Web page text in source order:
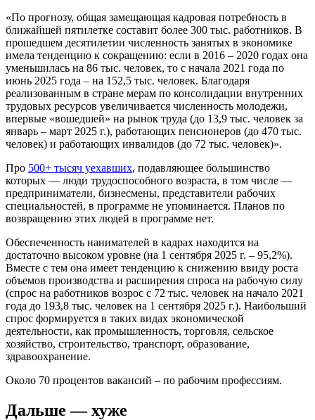
«По прогнозу, общая замещающая кадровая потребность в
ближайшей пятилетке составит более 300 тыс. работников. В
прошедшем десятилетии численность занятых в экономике
имела тенденцию к сокращению: если в 2016 – 2020 годах она
уменьшилась на 86 тыс. человек, то с начала 2021 года по
июнь 2025 года – на 152,5 тыс. человек. Благодаря
реализованным в стране мерам по консолидации внутренних
трудовых ресурсов увеличивается численность молодежи,
впервые «вошедшей» на рынок труда (до 13,9 тыс. человек за
январь – март 2025 г.), работающих пенсионеров (до 470 тыс.
человек) и работающих инвалидов (до 72 тыс. человек)».
Про 500+ тысяч уехавших, подавляющее большинство
которых — люди трудоспособного возраста, в том числе —
предприниматели, бизнесмены, представители рабочих
специальностей, в программе не упоминается. Планов по
возвращению этих людей в программе нет.
Обеспеченность нанимателей в кадрах находится на
достаточно высоком уровне (на 1 сентября 2025 г. – 95,2%).
Вместе с тем она имеет тенденцию к снижению ввиду роста
объемов производства и расширения спроса на рабочую силу
(спрос на работников возрос с 72 тыс. человек на начало 2021
года до 193,8 тыс. человек на 1 сентября 2025 г.). Наибольший
спрос формируется в таких видах экономической
деятельности, как промышленность, торговля, сельское
хозяйство, строительство, транспорт, образование,
здравоохранение.
Около 70 процентов вакансий – по рабочим профессиям.
Дальше — хуже